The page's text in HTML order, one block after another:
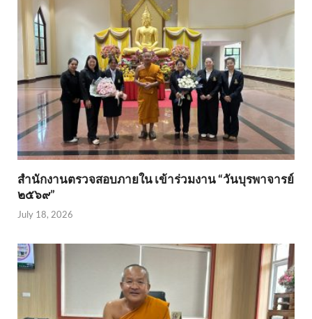
สำนักงานตรวจสอบภายใน เข้าร่วมงาน “วันบุรพาจารย์
๒๕๖๙”
July 18, 2026